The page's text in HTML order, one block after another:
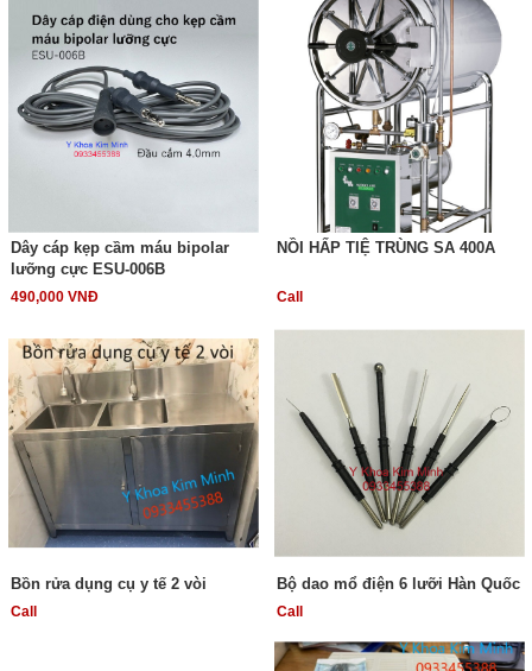
Dây cáp kẹp cầm máu bipolar
lưỡng cực ESU-006B
490,000 VNĐ
NỒI HẤP TIỆ TRÙNG SA 400A
Call
Bồn rửa dụng cụ y tế 2 vòi
Call
Bộ dao mổ điện 6 lưỡi Hàn Quốc
Call